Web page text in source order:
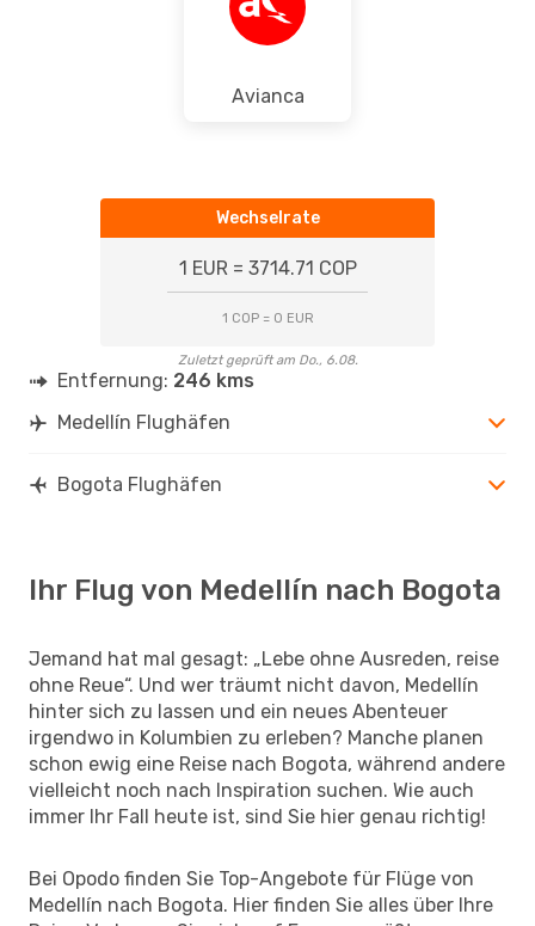
Avianca
Wechselrate
1 EUR = 3714.71 COP
1 COP = 0 EUR
Zuletzt geprüft am Do., 6.08.
Entfernung: 246 kms
Medellín Flughäfen
Bogota Flughäfen
Ihr Flug von Medellín nach Bogota
Jemand hat mal gesagt: „Lebe ohne Ausreden, reise
ohne Reue“. Und wer träumt nicht davon, Medellín
hinter sich zu lassen und ein neues Abenteuer
irgendwo in Kolumbien zu erleben? Manche planen
schon ewig eine Reise nach Bogota, während andere
vielleicht noch nach Inspiration suchen. Wie auch
immer Ihr Fall heute ist, sind Sie hier genau richtig!
Bei Opodo finden Sie Top-Angebote für Flüge von
Medellín nach Bogota. Hier finden Sie alles über Ihre